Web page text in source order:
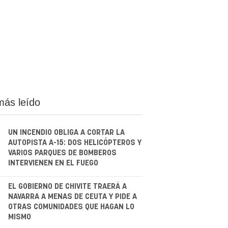
leído
UN INCENDIO OBLIGA A CORTAR LA
AUTOPISTA A-15: DOS HELICÓPTEROS Y
VARIOS PARQUES DE BOMBEROS
INTERVIENEN EN EL FUEGO
EL GOBIERNO DE CHIVITE TRAERÁ A
NAVARRA A MENAS DE CEUTA Y PIDE A
OTRAS COMUNIDADES QUE HAGAN LO
MISMO